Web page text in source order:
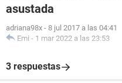
asustada
adriana98x - 8 jul 2017 a las 04:41
Emi - 1 mar 2022 a las 23:53
3 respuestas